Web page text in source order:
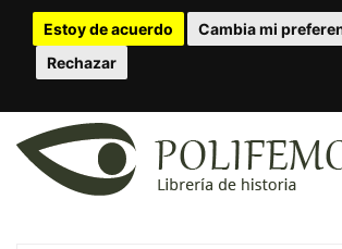
Estoy de acuerdo
Cambia mi
Rechazar